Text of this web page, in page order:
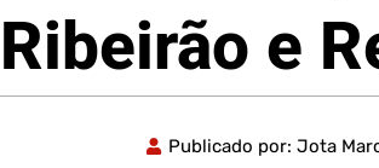
Ribeirão e
Publicado por: Jota